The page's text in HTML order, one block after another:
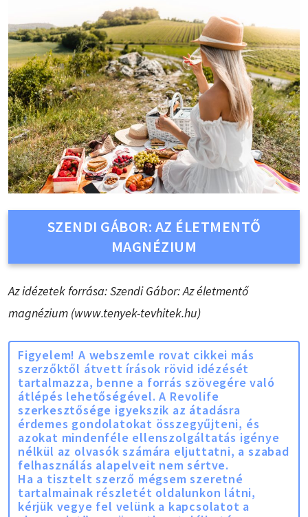
SZENDI GÁBOR: AZ ÉLETMENTŐ
MAGNÉZIUM
Az idézetek forrása: Szendi Gábor: Az életmentő
magnézium (www.tenyek-tevhitek.hu)
Figyelem! A webszemle rovat cikkei más
szerzőktől átvett írások rövid idézését
tartalmazza, benne a forrás szövegére való
átlépés lehetőségével. A Revolife
szerkesztősége igyekszik az átadásra
érdemes gondolatokat összegyűjteni, és
azokat mindenféle ellenszolgáltatás igénye
nélkül az olvasók számára eljuttatni, a szabad
felhasználás alapelveit nem sértve.
Ha a tisztelt szerző mégsem szeretné
tartalmainak részletét oldalunkon látni,
kérjük vegye fel velünk a kapcsolatot a